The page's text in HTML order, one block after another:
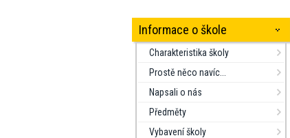
Informace o škole
Charakteristika školy
Prostě něco navíc...
Napsali o nás
Předměty
Vybavení školy